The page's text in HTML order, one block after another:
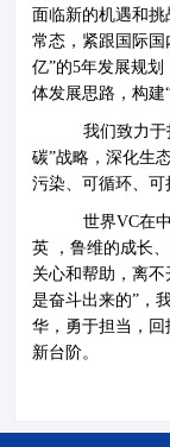
面临新的机遇和
常态，紧跟国际国
亿”的5年发展规
体发展思路，构建
我们致力
碳”战略，深化生
污染、可循环、可
世界VC在
英
，鲁维的成长
关心和帮助，离
是奋斗出来的”，
华，勇于担当，
新台阶。